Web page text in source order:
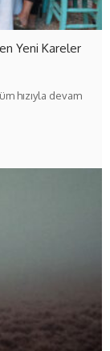
Yeni Kareler
hızıyla devam